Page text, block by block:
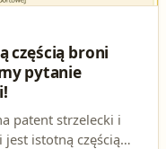
częścią broni
pytanie
patent strzelecki i
istotną częścią